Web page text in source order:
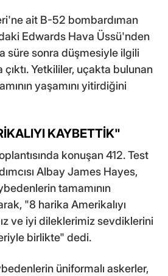
ait B-52 bombardıman
Edwards Hava Üssü'nden
süre sonra düşmesiyle ilgili
Yetkililer, uçakta bulunan
yaşamını yitirdiğini
KAYBETTİK"
konuşan 412. Test
Albay James Hayes,
tamamının
"8 harika Amerikalıyı
ve iyi dileklerimiz sevdiklerini
birlikte" dedi.
üniformalı askerler,